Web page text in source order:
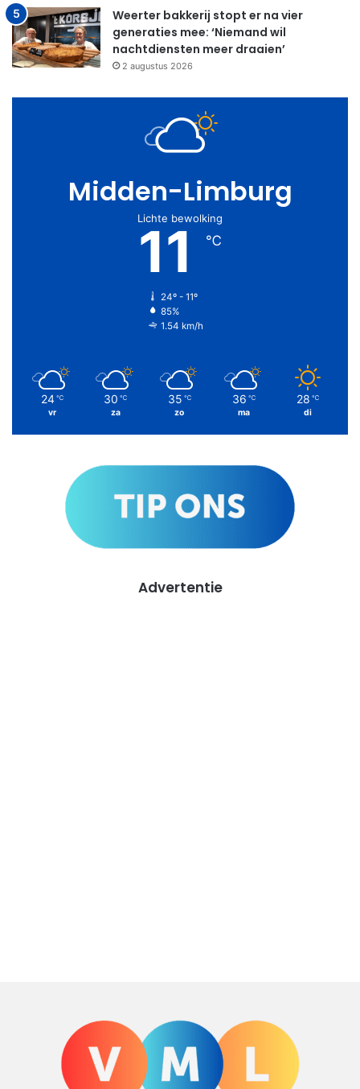
Weerter bakkerij stopt er na vier
generaties mee: ‘Niemand wil
nachtdiensten meer draaien’
2 augustus 2026
Midden-Limburg
Lichte bewolking
11 ℃
24º - 11º
85%
1.54 km/h
24 ℃
vr
30 ℃
za
35 ℃
zo
36 ℃
ma
28 ℃
di
Advertentie